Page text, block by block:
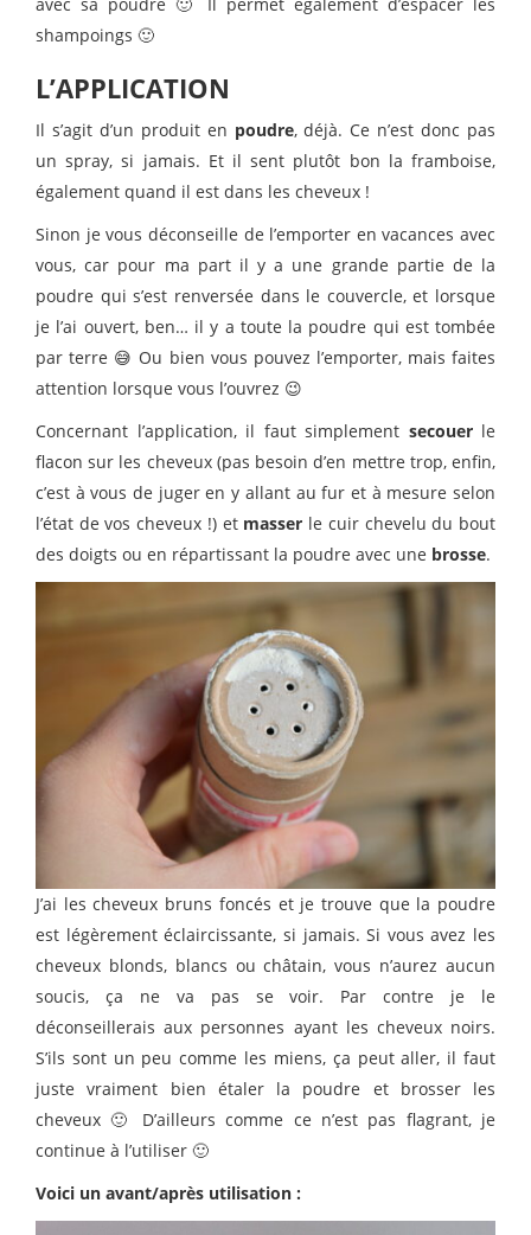
avec sa poudre 🙂 Il permet également d’espacer les
shampoings 🙂
L’APPLICATION
Il s’agit d’un produit en poudre, déjà. Ce n’est donc pas
un spray, si jamais. Et il sent plutôt bon la framboise,
également quand il est dans les cheveux !
Sinon je vous déconseille de l’emporter en vacances avec
vous, car pour ma part il y a une grande partie de la
poudre qui s’est renversée dans le couvercle, et lorsque
je l’ai ouvert, ben… il y a toute la poudre qui est tombée
par terre 😅 Ou bien vous pouvez l’emporter, mais faites
attention lorsque vous l’ouvrez 😉
Concernant l’application, il faut simplement secouerle
flacon sur les cheveux (pas besoin d’en mettre trop, enfin,
c’est à vous de juger en y allant au fur et à mesure selon
l’état de vos cheveux !) et masser le cuir chevelu du bout
des doigts ou en répartissant la poudre avec une brosse.
J’ai les cheveux bruns foncés et je trouve que la poudre
est légèrement éclaircissante, si jamais. Si vous avez les
cheveux blonds, blancs ou châtain, vous n’aurez aucun
soucis, ça ne va pas se voir. Par contre je le
déconseillerais aux personnes ayant les cheveux noirs.
S’ils sont un peu comme les miens, ça peut aller, il faut
juste vraiment bien étaler la poudre et brosser les
cheveux 🙂 D’ailleurs comme ce n’est pas flagrant, je
continue à l’utiliser 🙂
Voici un avant/après utilisation :